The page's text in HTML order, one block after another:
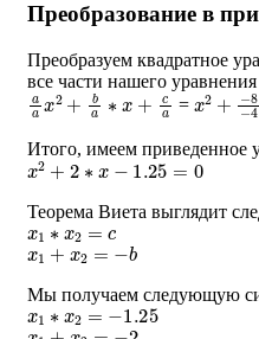
Преобразование в
Преобразуем квадратное
все части нашего
aax2+ba∗x+ca = x2+
−8−4∗
Итого, имеем приведенное
x2+2∗x−1.25=0
Теорема Виета выглядит
x1∗x2= c
x1 + x2 =− b
Мы получаем следующую
x1∗x2=−1.25
x1 + x2 =−